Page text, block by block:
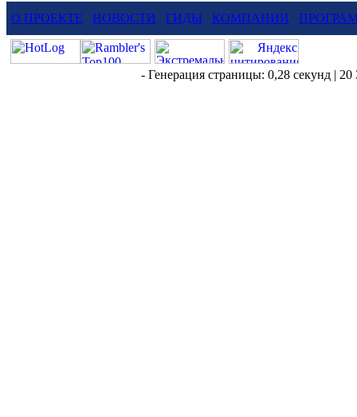
О ПРОЕКТЕ НОВОСТИ ГИДЫ КОМПАНИИ
- Генерация страницы: 0,28 секунд |